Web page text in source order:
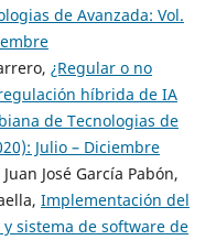
de Avanzada: Vol.
¿Regular o no
híbrida de IA
de Tecnologias de
Julio – Diciembre
José García Pabón,
Implementación del
sistema de software de